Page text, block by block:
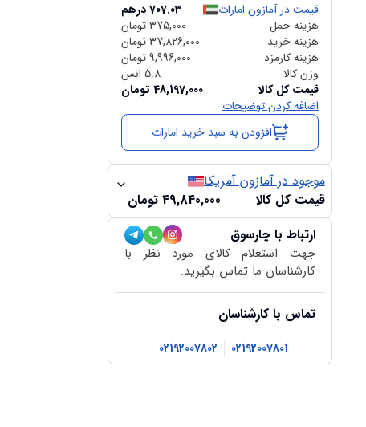
قیمت در آمازون امارات 707.03 درهم
هزینه حمل
375,000 تومان
هزینه خرید
37,826,000 تومان
هزینه کارمزد
9,996,000 تومان
وزن کالا
5.8 انس
قیمت کل کالا
48,197,000 تومان
اضافه کردن توضیحات
افزودن به سبد خرید امارات
موجود در آمازون آمریکا
قیمت کل کالا
49,840,000 تومان
ارتباط با چارسوق
جهت استعلام کالای مورد نظر با
کارشناسان ما تماس بگیرید.
تماس با کارشناسان
02192007801
02192007802